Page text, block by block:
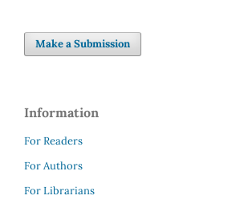
Make a Submission
Information
For Readers
For Authors
For Librarians